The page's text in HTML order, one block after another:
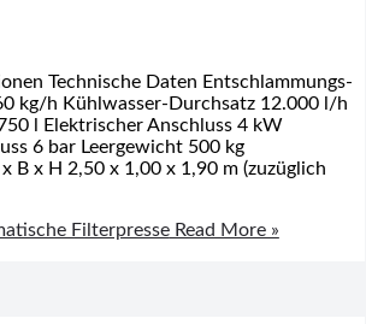
Technische Daten Entschlammungs-
kg/h Kühlwasser-Durchsatz 12.000 l/h
l Elektrischer Anschluss 4 kW
6 bar Leergewicht 500 kg
B x H 2,50 x 1,00 x 1,90 m (zuzüglich
FilterpresseRead More »